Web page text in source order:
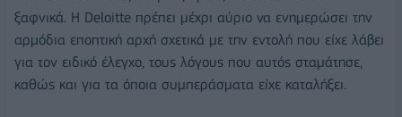
ξαφνικά. Η Deloitte πρέπει μέχρι αύριο να ενημερώσει την
αρμόδια εποπτική αρχή σχετικά με την εντολή που είχε λάβει
για τον ειδικό έλεγχο, τους λόγους που αυτός σταμάτησε,
καθώς και για τα όποια συμπεράσματα είχε καταλήξει.